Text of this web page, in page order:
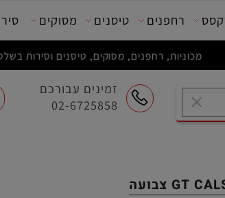
מכוניות, רחפנים, מסוקים, טיסנים וסירות בשלט
זמינים עבורכם
02-6725858
רחפנים טיסנים מסוקים סירות